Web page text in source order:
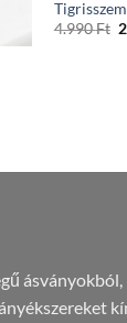
4.990Ft
ásványokból,